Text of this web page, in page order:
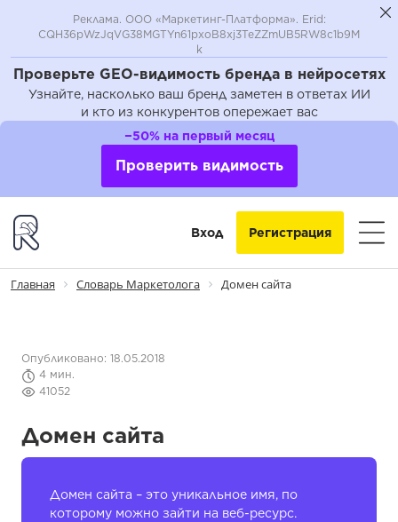
Проверьте GEO-видимость бренда в нейросетях
Узнайте, насколько ваш бренд заметен в ответах ИИ
и кто из конкурентов опережает вас
Реклама. ООО «Маркетинг-Платформа». Erid:
CQH36pWzJqVG38MGTYn61pxoB8xj3TeZZmUB5RW8c1b9M
k
−50% на первый месяц
Проверить видимость
Вход Регистрация
Главная Словарь Маркетолога Домен сайта
Домен сайта
Опубликовано: 18.05.2018
4 мин.
41052
Домен сайта – это уникальное имя, по
которому можно зайти на веб-ресурс.